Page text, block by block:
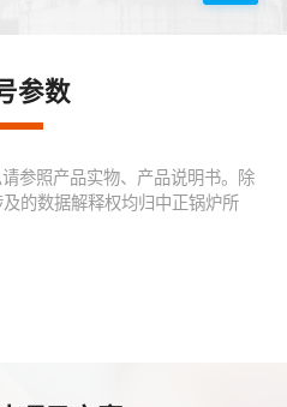
参数
参照产品实物、产品说明书。除
的数据解释权均归中正锅炉所